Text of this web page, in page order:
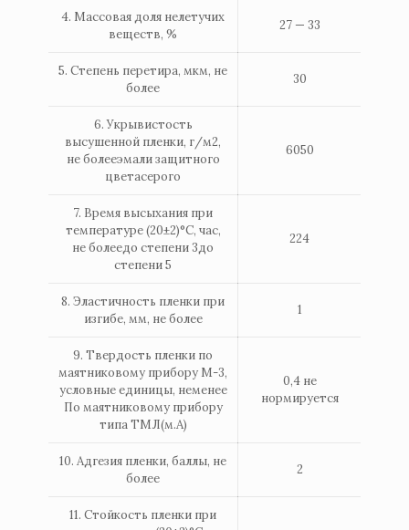
4. Массовая доля нелетучих
веществ, %
27 — 33
5. Степень перетира, мкм, не
более
30
6. Укрывистость
высушенной пленки, г/м2,
не болееэмали защитного
цветасерого
6050
7. Время высыхания при
температуре (20±2)°С, час,
не болеедо степени 3до
степени 5
224
8. Эластичность пленки при
изгибе, мм, не более
1
9. Твердость пленки по
маятниковому прибору М-3,
условные единицы, неменее
По маятниковому прибору
типа ТМЛ(м.А)
0,4 не
нормируется
10. Адгезия пленки, баллы, не
более
2
11. Стойкость пленки при